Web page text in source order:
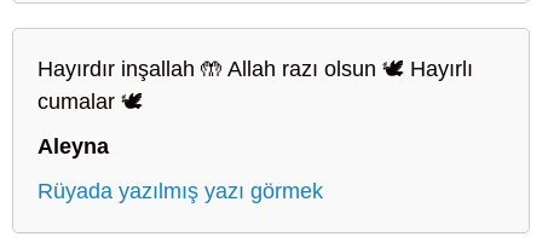
Hayırdır inşallah 🤲 Allah razı olsun 🕊️ Hayırlı
cumalar 🕊️
Aleyna
Rüyada yazılmış yazı görmek